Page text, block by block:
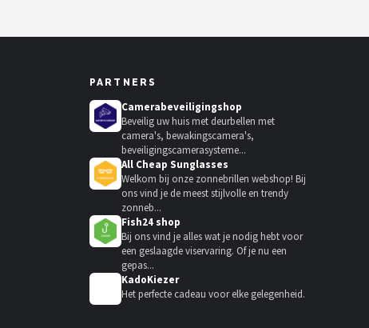
PARTNERS
Camerabeveiligingshop
Beveilig uw huis met deurbellen met
camera's, bewakingscamera's,
beveiligingscamerasysteme...
All Cheap Sunglasses
Welkom bij onze zonnebrillen webshop! Bij
ons vind je de meest stijlvolle en trendy
zonneb...
Fish24 shop
Bij ons vind je alles wat je nodig hebt voor
een geslaagde viservaring. Of je nu een
gepas...
KadoKiezer
Het perfecte cadeau voor elke gelegenheid.